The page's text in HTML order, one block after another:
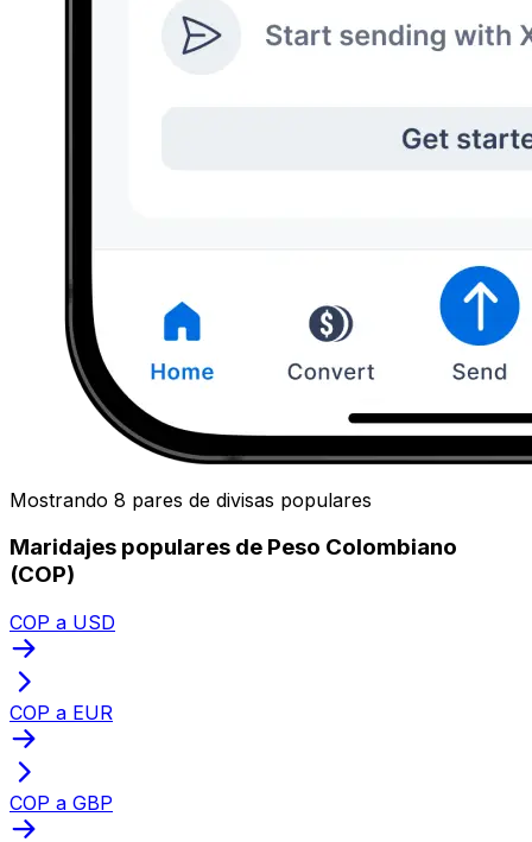
Mostrando 8 pares de divisas populares
Maridajes populares de Peso Colombiano
(COP)
COP a USD
COP a EUR
COP a GBP